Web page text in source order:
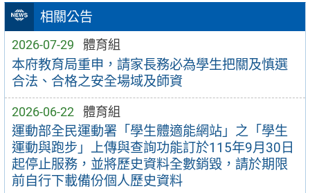
相關公告
2026-07-29 體育組
本府教育局重申，請家長務必為學生把關及慎選
合法、合格之安全場域及師資
2026-06-22 體育組
運動部全民運動署「學生體適能網站」之「學生
運動與跑步」上傳與查詢功能訂於115年9月30日
起停止服務，並將歷史資料全數銷毀，請於期限
前自行下載備份個人歷史資料